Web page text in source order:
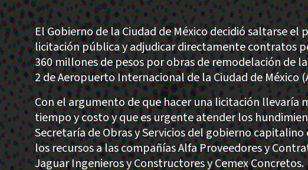
El Gobierno de la Ciudad de México decidió saltarse el
licitación pública y adjudicar directamente contratos
360 millones de pesos por obras de remodelación de
2 de Aeropuerto Internacional de la Ciudad de México
Con el argumento de que hacer una licitación llevaría
tiempo y costo y que es urgente atender los
Secretaría de Obras y Servicios del gobierno
los recursos a las compañías Alfa Proveedores y
Jaguar Ingenieros y Constructores y Cemex Concretos.